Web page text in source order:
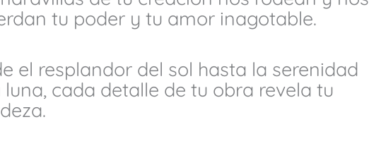
tu poder y tu amor inagotable.
el resplandor del sol hasta la serenidad
luna, cada detalle de tu obra revela tu